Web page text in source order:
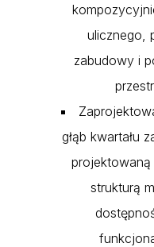
ulicznego,
zabudowy i
głąb kwartału
strukturą